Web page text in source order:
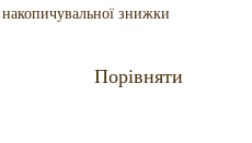
знижки
Порівняти